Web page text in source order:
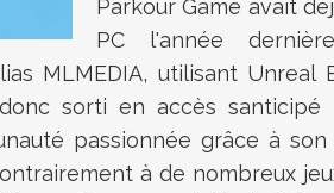
Parkour Game avait
PC l'année
MLMEDIA, utilisant Unreal
sorti en accès santicipé
passionnée grâce à
à de nombreux